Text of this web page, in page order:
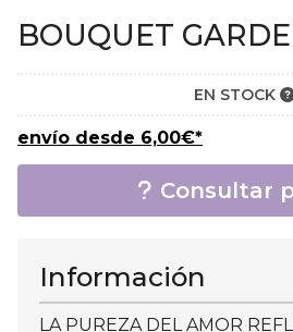
BOUQUET
EN STOCK
envío desde 6,00€*
Consultar
Información
LA PUREZA DEL AMOR